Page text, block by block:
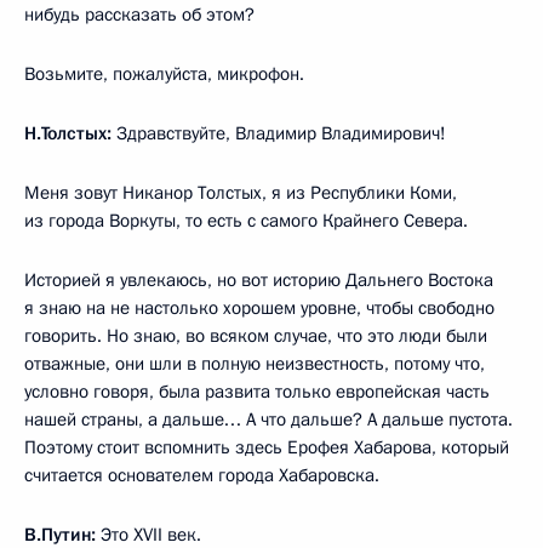
нибудь рассказать об этом?
Возьмите, пожалуйста, микрофон.
Н.Толстых: Здравствуйте, Владимир Владимирович!
Меня зовут Никанор Толстых, я из Республики Коми,
из города Воркуты, то есть с самого Крайнего Севера.
Историей я увлекаюсь, но вот историю Дальнего Востока
я знаю на не настолько хорошем уровне, чтобы свободно
говорить. Но знаю, во всяком случае, что это люди были
отважные, они шли в полную неизвестность, потому что,
условно говоря, была развита только европейская часть
нашей страны, а дальше… А что дальше? А дальше пустота.
Поэтому стоит вспомнить здесь Ерофея Хабарова, который
считается основателем города Хабаровска.
В.Путин: Это XVII век.